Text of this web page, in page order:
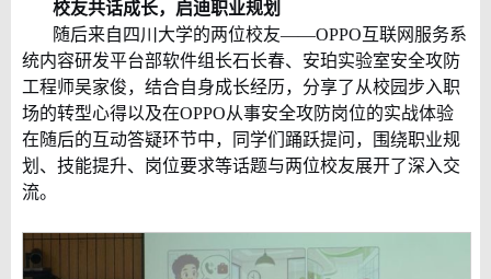
校友共话成长，启迪职业规划
随后来自四川大学的两位校友——OPPO互联网服务系
统内容研发平台部软件组长石长春、安珀实验室安全攻防
工程师吴家俊，结合自身成长经历，分享了从校园步入职
场的转型心得以及在OPPO从事安全攻防岗位的实战体验
在随后的互动答疑环节中，同学们踊跃提问，围绕职业规
划、技能提升、岗位要求等话题与两位校友展开了深入交
流。